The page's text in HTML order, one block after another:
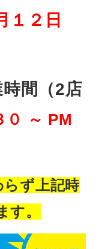
１２日
間（2店
０ ～ PM
ず上記時
す。